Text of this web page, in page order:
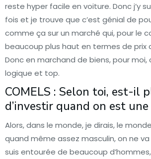
reste hyper facile en voiture. Donc j’y
fois et je trouve que c’est génial de
comme ça sur un marché qui, pour le
beaucoup plus haut en termes de prix
Donc en marchand de biens, pour moi,
logique et top.
COMELS : Selon toi, est-il
d’investir quand on est
Alors, dans le monde, je dirais, le
quand même assez masculin, on ne
suis entourée de beaucoup